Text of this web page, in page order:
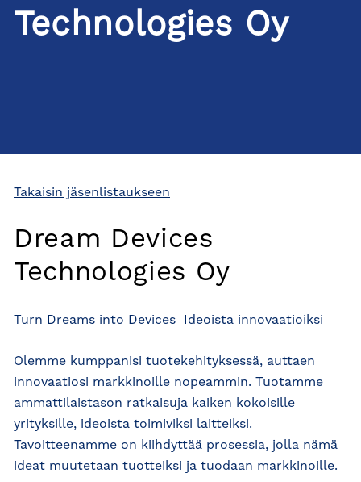
Technologies Oy
Takaisin jäsenlistaukseen
Dream Devices
Technologies Oy
Turn Dreams into Devices  Ideoista innovaatioiksi
Olemme kumppanisi tuotekehityksessä, auttaen
innovaatiosi markkinoille nopeammin. Tuotamme
ammattilaistason ratkaisuja kaiken kokoisille
yrityksille, ideoista toimiviksi laitteiksi.
Tavoitteenamme on kiihdyttää prosessia, jolla nämä
ideat muutetaan tuotteiksi ja tuodaan markkinoille.